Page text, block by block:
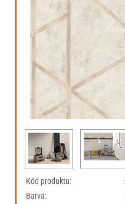
Kód produktu:
Barva: